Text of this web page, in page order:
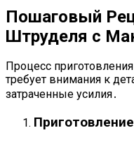
Пошаговый
Штруделя с
Процесс
требует внимания к
затраченные усилия․